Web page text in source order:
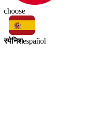
choose
स्पेनिशespañol